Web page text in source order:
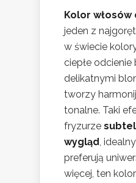
Kolor
jeden z
w świecie
ciepłe odcienie
delikatnymi
tworzy
tonalne. Taki
fryzurze
wygląd,
preferują
więcej, ten kolor